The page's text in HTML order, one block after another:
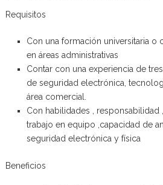
Requisitos
Con una formación universitaria o
en áreas administrativas
Contar con una experiencia de
de seguridad electrónica,
área comercial.
Con habilidades , responsabilidad
trabajo en equipo ,capacidad de
seguridad electrónica y física
Beneficios